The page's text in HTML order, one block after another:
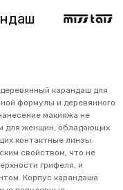
карандаш для
формулы и деревянного
макияжа не
для женщин, обладающих
контактные линзы.
свойством, что не
грифеля, и
Корпус карандаша